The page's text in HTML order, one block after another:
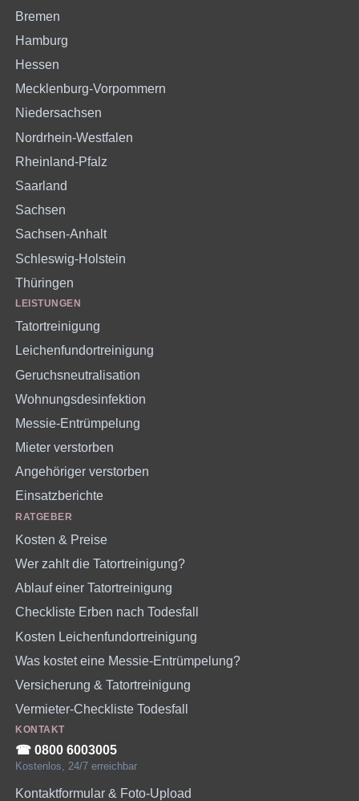
Bremen
Hamburg
Hessen
Mecklenburg-Vorpommern
Niedersachsen
Nordrhein-Westfalen
Rheinland-Pfalz
Saarland
Sachsen
Sachsen-Anhalt
Schleswig-Holstein
Thüringen
LEISTUNGEN
Tatortreinigung
Leichenfundortreinigung
Geruchsneutralisation
Wohnungsdesinfektion
Messie-Entrümpelung
Mieter verstorben
Angehöriger verstorben
Einsatzberichte
RATGEBER
Kosten & Preise
Wer zahlt die Tatortreinigung?
Ablauf einer Tatortreinigung
Checkliste Erben nach Todesfall
Kosten Leichenfundortreinigung
Was kostet eine Messie-Entrümpelung?
Versicherung & Tatortreinigung
Vermieter-Checkliste Todesfall
KONTAKT
☎︎ 0800 6003005
Kostenlos, 24/7 erreichbar
Kontaktformular & Foto-Upload